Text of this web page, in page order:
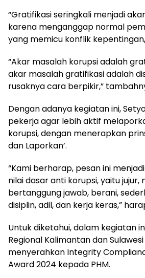
“Gratifikasi seringkali menjadi
karena menganggap normal
yang memicu konflik
“Akar masalah korupsi adalah
akar masalah gratifikasi adalah
rusaknya cara berpikir,”
Dengan adanya kegiatan ini,
pekerja agar lebih aktif
korupsi, dengan menerapkan
dan Laporkan’.
“Kami berharap, pesan ini
nilai dasar anti korupsi, yaitu jujur,
bertanggung jawab, berani,
disiplin, adil, dan kerja keras,”
Untuk diketahui, dalam kegiatan
Regional Kalimantan dan
menyerahkan Integrity
Award 2024 kepada PHM.